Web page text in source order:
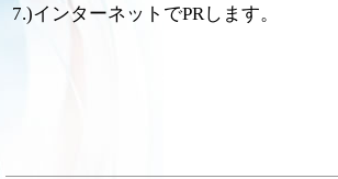
7.)インターネットでPRします。